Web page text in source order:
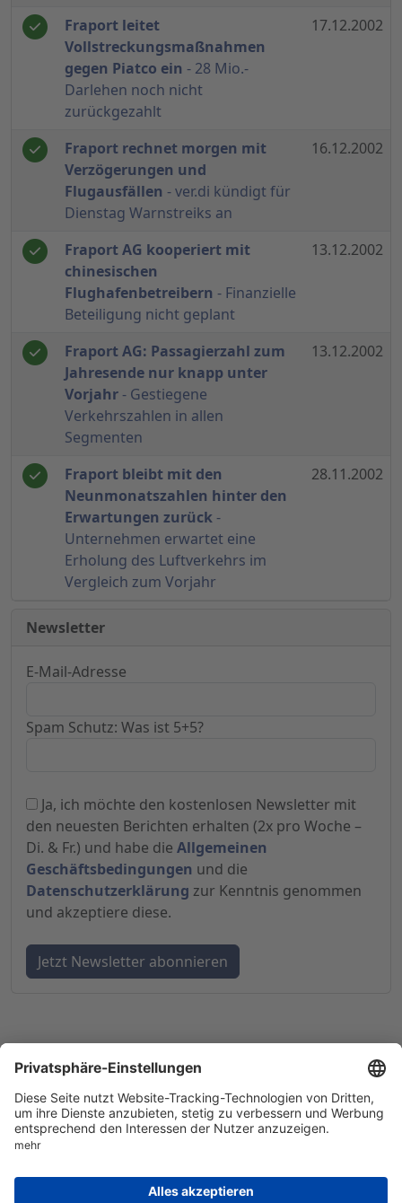
Fraport leitet
Vollstreckungsmaßnahmen
gegen Piatco ein - 28 Mio.-
Darlehen noch nicht
zurückgezahlt
17.12.2002
Fraport rechnet morgen mit
Verzögerungen und
Flugausfällen - ver.di kündigt für
Dienstag Warnstreiks an
16.12.2002
Fraport AG kooperiert mit
chinesischen
Flughafenbetreibern - Finanzielle
Beteiligung nicht geplant
13.12.2002
Fraport AG: Passagierzahl zum
Jahresende nur knapp unter
Vorjahr - Gestiegene
Verkehrszahlen in allen
Segmenten
13.12.2002
Fraport bleibt mit den
Neunmonatszahlen hinter den
Erwartungen zurück-
Unternehmen erwartet eine
Erholung des Luftverkehrs im
Vergleich zum Vorjahr
28.11.2002
Newsletter
E-Mail-Adresse
Spam Schutz: Was ist 5+5?
Ja, ich möchte den kostenlosen Newsletter mit
den neuesten Berichten erhalten (2x pro Woche –
Di. & Fr.) und habe die Allgemeinen
Geschäftsbedingungen und die
Datenschutzerklärung zur Kenntnis genommen
und akzeptiere diese.
© 1998-2026by GSC Research GmbH
Datenschutz